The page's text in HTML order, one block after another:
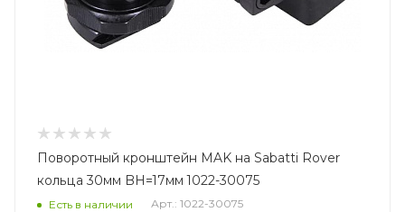
Поворотный кронштейн MAK на Sabatti Rover
кольца 30мм BH=17мм 1022-30075
Есть в наличии Арт.: 1022-30075